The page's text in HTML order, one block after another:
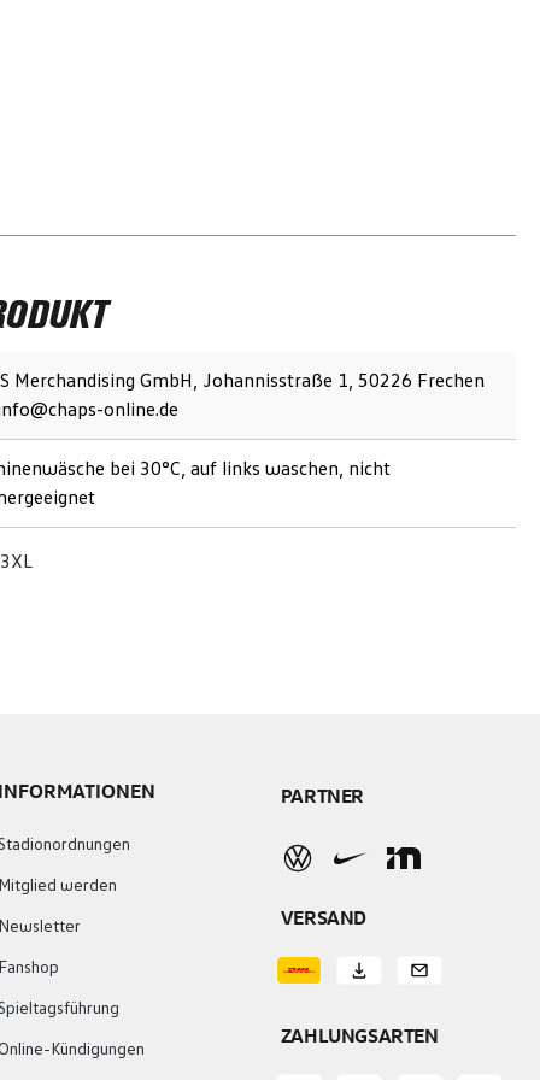
Merchandising GmbH, Johannisstraße 1, 50226 Frechen
online.de
bei 30°C, auf links waschen, nicht
INFORMATIONEN
Mitglied werden
Newsletter
Fanshop
Online-Kündigungen
PARTNER
VERSAND
ZAHLUNGSARTEN